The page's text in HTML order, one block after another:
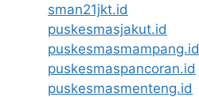
sman21jkt.id
puskesmasjakut.id
puskesmasmampang.id
puskesmaspancoran.id
puskesmasmenteng.id